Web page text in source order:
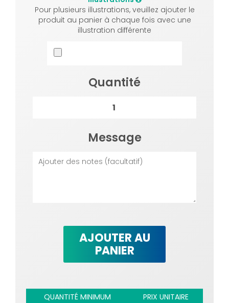
Pour plusieurs illustrations, veuillez ajouter le
produit au panier à chaque fois avec une
illustration différente
Quantité
Message
AJOUTER AU
PANIER
QUANTITÉ MINIMUM
PRIX UNITAIRE